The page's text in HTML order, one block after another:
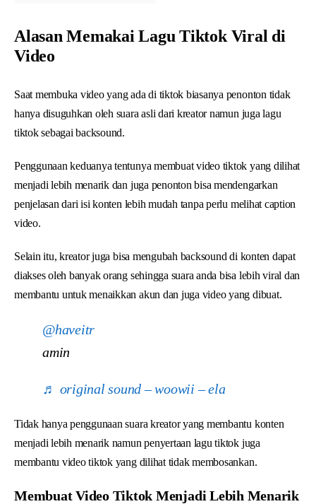
Alasan Memakai Lagu Tiktok Viral di
Video
Saat membuka video yang ada di tiktok biasanya penonton tidak
hanya disuguhkan oleh suara asli dari kreator namun juga lagu
tiktok sebagai backsound.
Penggunaan keduanya tentunya membuat video tiktok yang dilihat
menjadi lebih menarik dan juga penonton bisa mendengarkan
penjelasan dari isi konten lebih mudah tanpa perlu melihat caption
video.
Selain itu, kreator juga bisa mengubah backsound di konten dapat
diakses oleh banyak orang sehingga suara anda bisa lebih viral dan
membantu untuk menaikkan akun dan juga video yang dibuat.
@haveitr
amin
♬ original sound – woowii – ela
Tidak hanya penggunaan suara kreator yang membantu konten
menjadi lebih menarik namun penyertaan lagu tiktok juga
membantu video tiktok yang dilihat tidak membosankan.
Membuat Video Tiktok Menjadi Lebih Menarik